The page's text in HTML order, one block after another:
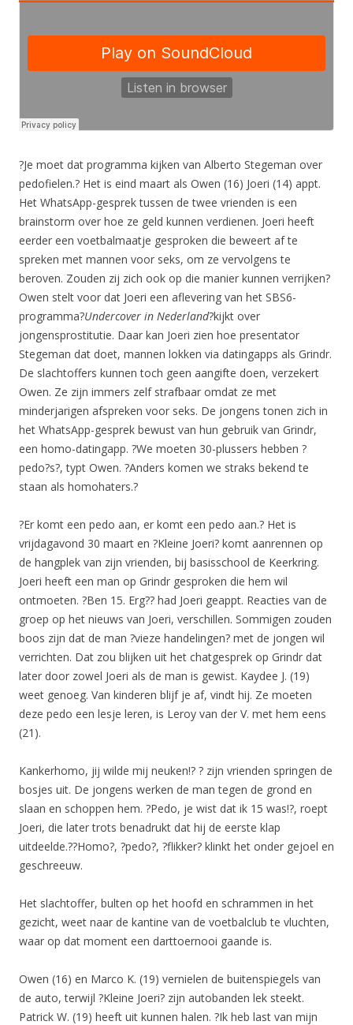
?Je moet dat programma kijken van Alberto Stegeman over
pedofielen.? Het is eind maart als Owen (16) Joeri (14) appt.
Het WhatsApp-gesprek tussen de twee vrienden is een
brainstorm over hoe ze geld kunnen verdienen. Joeri heeft
eerder een voetbalmaatje gesproken die beweert af te
spreken met mannen voor seks, om ze vervolgens te
beroven. Zouden zij zich ook op die manier kunnen verrijken?
Owen stelt voor dat Joeri een aflevering van het SBS6-
programma?Undercover in Nederland?kijkt over
jongensprostitutie. Daar kan Joeri zien hoe presentator
Stegeman dat doet, mannen lokken via datingapps als Grindr.
De slachtoffers kunnen toch geen aangifte doen, verzekert
Owen. Ze zijn immers zelf strafbaar omdat ze met
minderjarigen afspreken voor seks. De jongens tonen zich in
het WhatsApp-gesprek bewust van hun gebruik van Grindr,
een homo-datingapp. ?We moeten 30-plussers hebben ?
pedo?s?, typt Owen. ?Anders komen we straks bekend te
staan als homohaters.?
?Er komt een pedo aan, er komt een pedo aan.? Het is
vrijdagavond 30 maart en ?Kleine Joeri? komt aanrennen op
de hangplek van zijn vrienden, bij basisschool de Keerkring.
Joeri heeft een man op Grindr gesproken die hem wil
ontmoeten. ?Ben 15. Erg?? had Joeri geappt. Reacties van de
groep op het nieuws van Joeri, verschillen. Sommigen zouden
boos zijn dat de man ?vieze handelingen? met de jongen wil
verrichten. Dat zou blijken uit het chatgesprek op Grindr dat
later door zowel Joeri als de man is gewist. Kaydee J. (19)
weet genoeg. Van kinderen blijf je af, vindt hij. Ze moeten
deze pedo een lesje leren, is Leroy van der V. met hem eens
(21).
Kankerhomo, jij wilde mij neuken!? ? zijn vrienden springen de
bosjes uit. De jongens werken de man tegen de grond en
slaan en schoppen hem. ?Pedo, je wist dat ik 15 was!?, roept
Joeri, die later trots benadrukt dat hij de eerste klap
uitdeelde.??Homo?, ?pedo?, ?flikker? klinkt het onder gejoel en
geschreeuw.
Het slachtoffer, bulten op het hoofd en schrammen in het
gezicht, weet naar de kantine van de voetbalclub te vluchten,
waar op dat moment een darttoernooi gaande is.
Owen (16) en Marco K. (19) vernielen de buitenspiegels van
de auto, terwijl ?Kleine Joeri? zijn autobanden lek steekt.
Patrick W. (19) heeft uit kunnen halen. ?Ik heb last van mijn